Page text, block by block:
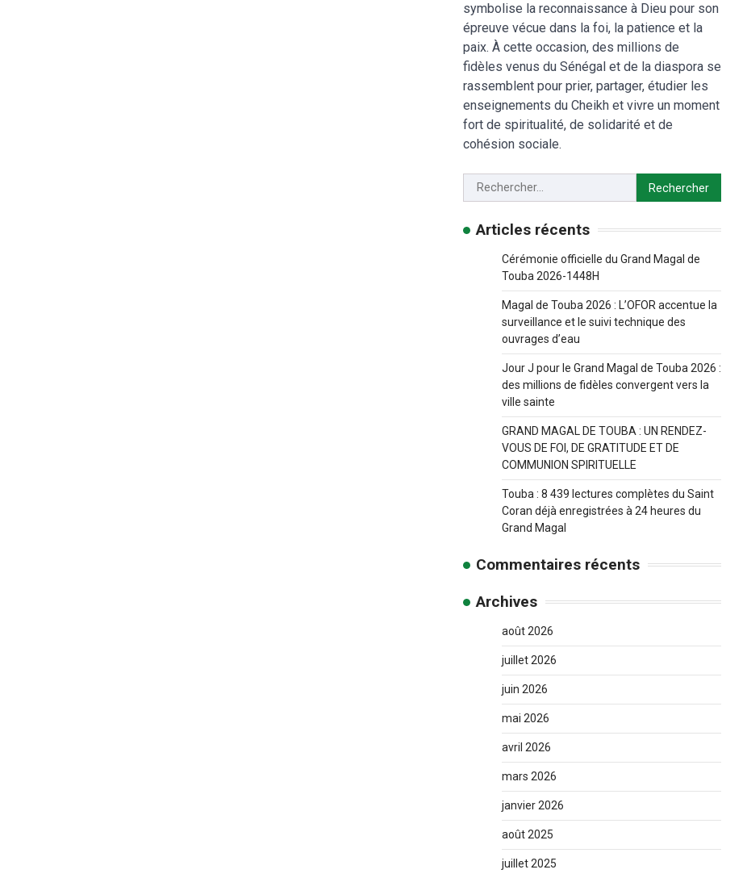
symbolise la reconnaissance à Dieu pour son
épreuve vécue dans la foi, la patience et la
paix. À cette occasion, des millions de
fidèles venus du Sénégal et de la diaspora se
rassemblent pour prier, partager, étudier les
enseignements du Cheikh et vivre un moment
fort de spiritualité, de solidarité et de
cohésion sociale.
Articles récents
Cérémonie officielle du Grand Magal de
Touba 2026-1448H
Magal de Touba 2026 : L’OFOR accentue la
surveillance et le suivi technique des
ouvrages d’eau
Jour J pour le Grand Magal de Touba 2026 :
des millions de fidèles convergent vers la
ville sainte
GRAND MAGAL DE TOUBA : UN RENDEZ-
VOUS DE FOI, DE GRATITUDE ET DE
COMMUNION SPIRITUELLE
Touba : 8 439 lectures complètes du Saint
Coran déjà enregistrées à 24 heures du
Grand Magal
Commentaires récents
Archives
août 2026
juillet 2026
juin 2026
mai 2026
avril 2026
mars 2026
janvier 2026
août 2025
juillet 2025